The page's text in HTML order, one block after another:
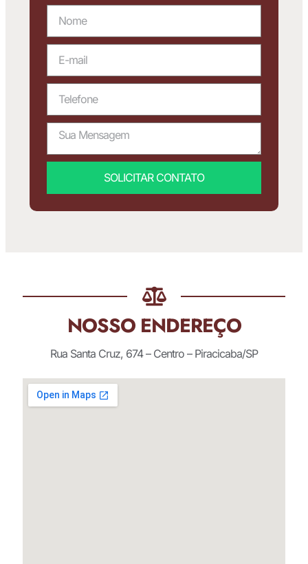
SOLICITAR CONTATO
NOSSO ENDEREÇO
Rua Santa Cruz, 674 – Centro – Piracicaba/SP